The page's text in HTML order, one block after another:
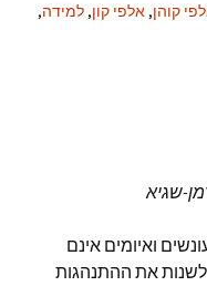
קוהן, אלפי קון, למידה,
שגיא
ואיומים אינם
לשנות את ההתנהגות